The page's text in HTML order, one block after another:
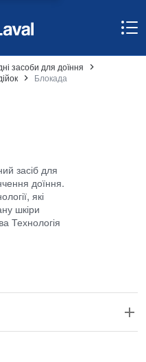
засоби для доїння
Блокада
засіб для
доїння.
які
шкіри
Технологія
вільного йоду